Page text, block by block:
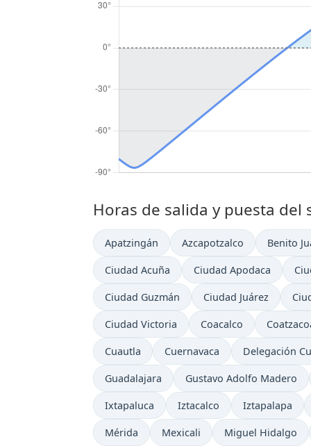
Horas de salida y puesta
Apatzingán Azcapotzalco Benito
Ciudad Acuña Ciudad Apodaca
Ciudad Guzmán Ciudad Juárez
Ciudad Victoria Coacalco
Cuautla Cuernavaca Delegación
Guadalajara Gustavo Adolfo Madero
Ixtapaluca Iztacalco Iztapalapa
Mérida Mexicali Miguel Hidalgo